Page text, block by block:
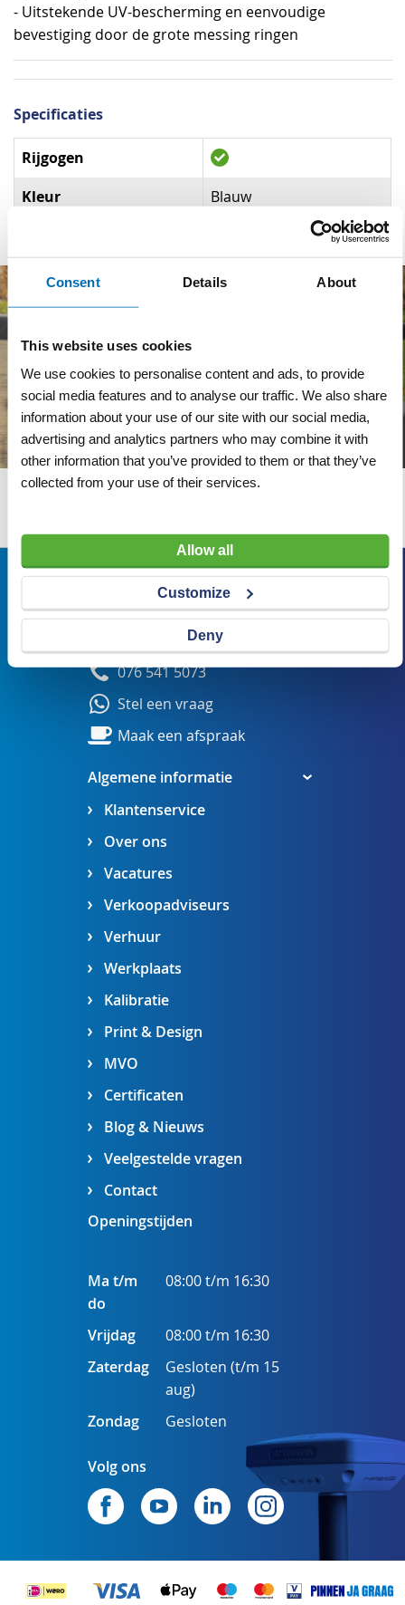
Consent Details About
This website uses cookies
We use cookies to personalise content and ads, to provide
social media features and to analyse our traffic. We also share
information about your use of our site with our social media,
advertising and analytics partners who may combine it with
other information that you’ve provided to them or that they’ve
collected from your use of their services.
Allow all
Customize
Deny
- Uitstekende UV-bescherming en eenvoudige
bevestiging door de grote messing ringen
Specificaties
Specificaties
Rijgogen
Kleur
Blauw
Algemene informatie
Klantenservice
Over ons
Vacatures
Verkoopadviseurs
Verhuur
Werkplaats
Kalibratie
Print & Design
MVO
Certificaten
Blog & Nieuws
Veelgestelde vragen
Contact
Bezoekadres
Veldsteen 25, 4815 PK Breda
verkoop@visserbreda.nl
076 541 5073
Stel een vraag
Maak een afspraak
Openingstijden
Ma t/m
do
08:00 t/m 16:30
Vrijdag
08:00 t/m 16:30
Zaterdag
Gesloten (t/m 15
aug)
Zondag
Gesloten
Volg ons